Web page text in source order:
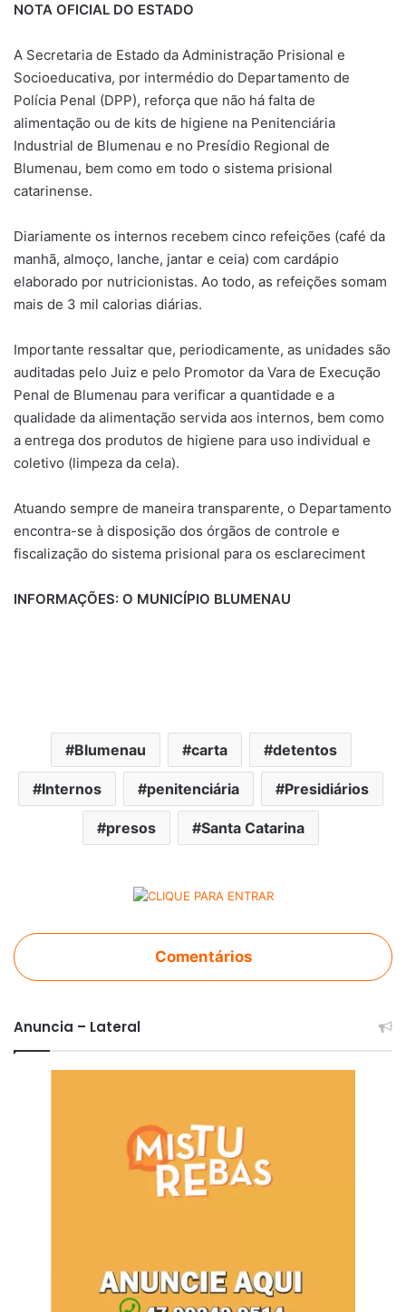
NOTA OFICIAL DO ESTADO
A Secretaria de Estado da Administração Prisional e
Socioeducativa, por intermédio do Departamento de
Polícia Penal (DPP), reforça que não há falta de
alimentação ou de kits de higiene na Penitenciária
Industrial de Blumenau e no Presídio Regional de
Blumenau, bem como em todo o sistema prisional
catarinense.
Diariamente os internos recebem cinco refeições (café da
manhã, almoço, lanche, jantar e ceia) com cardápio
elaborado por nutricionistas. Ao todo, as refeições somam
mais de 3 mil calorias diárias.
Importante ressaltar que, periodicamente, as unidades são
auditadas pelo Juiz e pelo Promotor da Vara de Execução
Penal de Blumenau para verificar a quantidade e a
qualidade da alimentação servida aos internos, bem como
a entrega dos produtos de higiene para uso individual e
coletivo (limpeza da cela).
Atuando sempre de maneira transparente, o Departamento
encontra-se à disposição dos órgãos de controle e
fiscalização do sistema prisional para os esclareciment
INFORMAÇÕES: O MUNICÍPIO BLUMENAU
Blumenau carta detentos
Internos penitenciária Presidiários
presos Santa Catarina
Comentários
Anuncia – Lateral